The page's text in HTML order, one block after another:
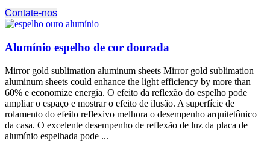
Contate-nos
Alumínio espelho de cor dourada
Mirror gold sublimation aluminum sheets Mirror gold sublimation
aluminum sheets could enhance the light efficiency by more than
60% e economize energia. O efeito da reflexão do espelho pode
ampliar o espaço e mostrar o efeito de ilusão. A superfície de
rolamento do efeito reflexivo melhora o desempenho arquitetônico
da casa. O excelente desempenho de reflexão de luz da placa de
alumínio espelhada pode ...